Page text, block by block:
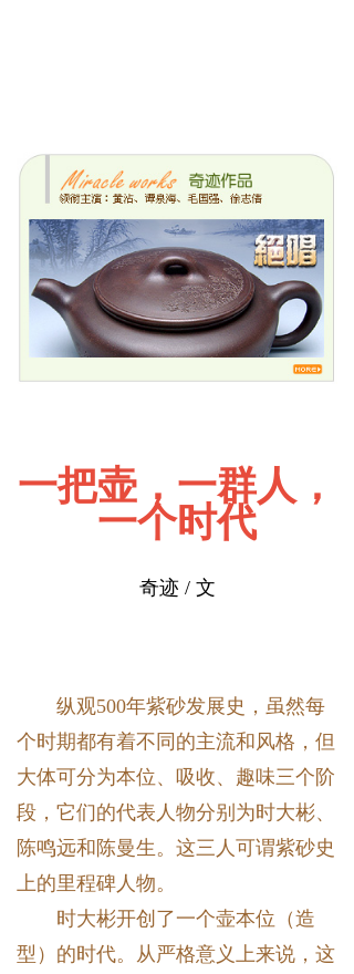
一把壶，一群人，
一个时代
奇迹 / 文
纵观500年紫砂发展史，虽然每
个时期都有着不同的主流和风格，但
大体可分为本位、吸收、趣味三个阶
段，它们的代表人物分别为时大彬、
陈鸣远和陈曼生。这三人可谓紫砂史
上的里程碑人物。
时大彬开创了一个壶本位（造
型）的时代。从严格意义上来说，这